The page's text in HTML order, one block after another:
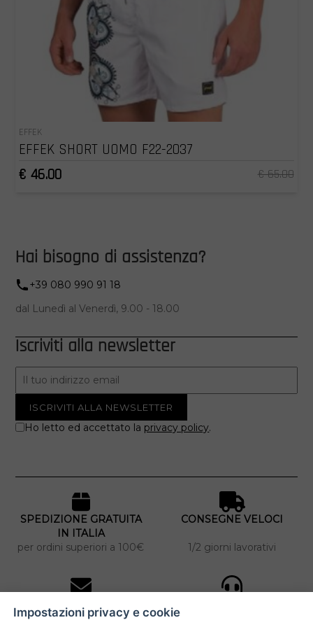
EFFEK
EFFEK SHORT UOMO F22-2037
€ 46.00
€ 65.00
Hai bisogno di assistenza?
+39 080 990 91 18
dal Lunedì al Venerdì, 9.00 - 18.00
Iscriviti alla newsletter
Ho letto ed accettato la privacy policy.
SPEDIZIONE GRATUITA
IN ITALIA
per ordini superiori a 100€
CONSEGNE VELOCI
1/2 giorni lavorativi
Impostazioni privacy e cookie